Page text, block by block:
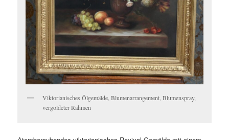
Viktorianisches Ölgemälde, Blumenarrangement, Blumenspray,
vergoldeter Rahmen